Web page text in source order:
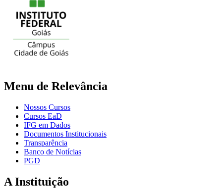
Menu de Relevância
Nossos Cursos
Cursos EaD
IFG em Dados
Documentos Institucionais
Transparência
Banco de Notícias
PGD
A Instituição